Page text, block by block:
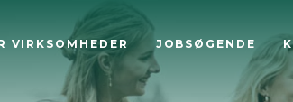
VIRKSOMHEDER JOBSØGENDE